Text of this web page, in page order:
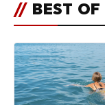
// BEST OF